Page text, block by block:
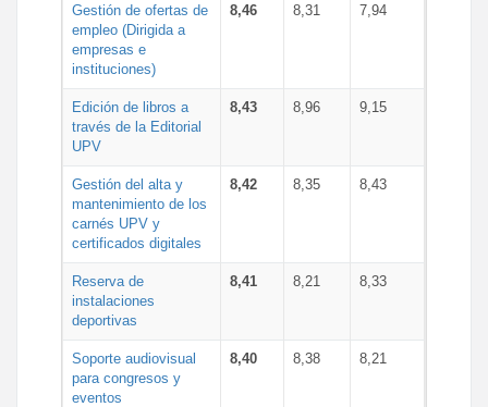
Gestión de ofertas de
empleo (Dirigida a
empresas e
instituciones)
8,46 8,31 7,94
Edición de libros a
través de la Editorial
UPV
8,43 8,96 9,15
Gestión del alta y
mantenimiento de los
carnés UPV y
certificados digitales
8,42 8,35 8,43
Reserva de
instalaciones
deportivas
8,41 8,21 8,33
Soporte audiovisual
para congresos y
eventos
8,40 8,38 8,21